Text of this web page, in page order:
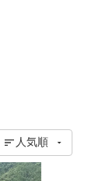
人気順